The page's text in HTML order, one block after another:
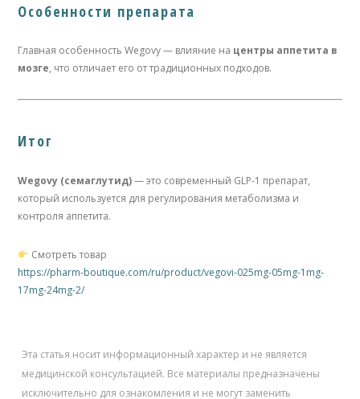
Особенности препарата
Главная особенность Wegovy — влияние на центры аппетита в
мозге, что отличает его от традиционных подходов.
Итог
Wegovy (семаглутид)— это современный GLP-1 препарат,
который используется для регулирования метаболизма и
контроля аппетита.
Смотреть товар
https://pharm-boutique.com/ru/product/vegovi-025mg-05mg-1mg-
17mg-24mg-2/
Эта статья носит информационный характер и не является
медицинской консультацией. Все материалы предназначены
исключительно для ознакомления и не могут заменить